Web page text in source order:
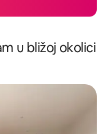
u bližoj okolici
„Odabrali gosti”